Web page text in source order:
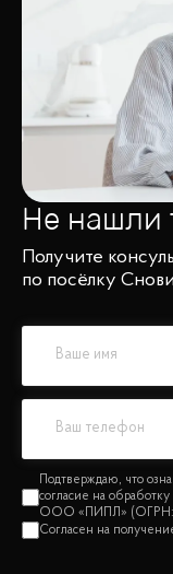
Не нашли
Получите
по посёлку